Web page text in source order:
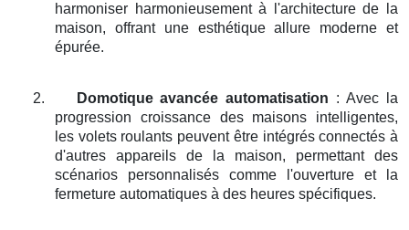
harmoniser harmonieusement à l'architecture de la
maison, offrant une esthétique allure moderne et
épurée.
2. Domotique avancée automatisation : Avec la
progression croissance des maisons intelligentes,
les volets roulants peuvent être intégrés connectés à
d'autres appareils de la maison, permettant des
scénarios personnalisés comme l'ouverture et la
fermeture automatiques à des heures spécifiques.